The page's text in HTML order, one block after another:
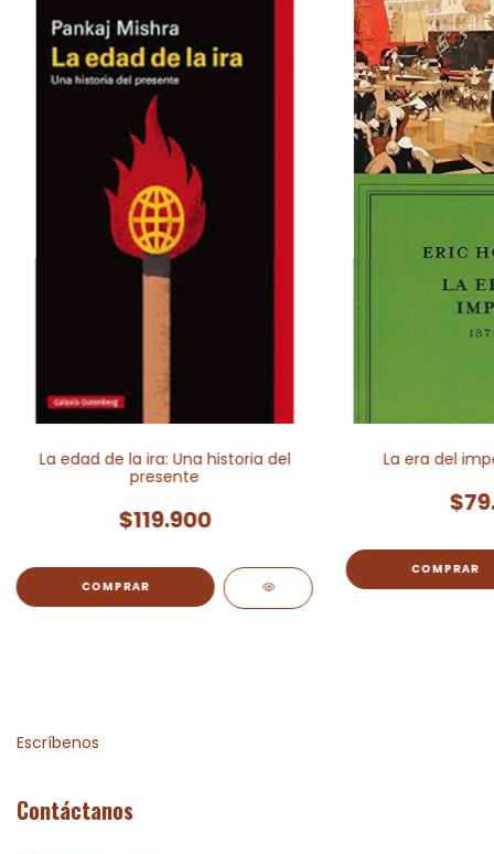
La edad de la ira: Una historia del
presente
$119.900
La era del
Escríbenos
Contáctanos